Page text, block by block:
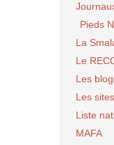
Pieds
La
Le
Les
Les
Liste
MAFA